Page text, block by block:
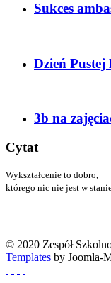
Sukces
Dzień Pustej
3b na
Cytat
Wykształcenie to dobro,
którego nic nie jest w
© 2020 Zespół
Templates by Joomla-